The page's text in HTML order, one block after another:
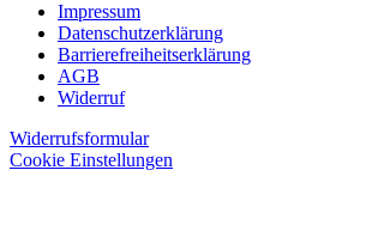
Impressum
Datenschutzerklärung
Barrierefreiheitserklärung
AGB
Widerruf
Widerrufsformular
Cookie Einstellungen